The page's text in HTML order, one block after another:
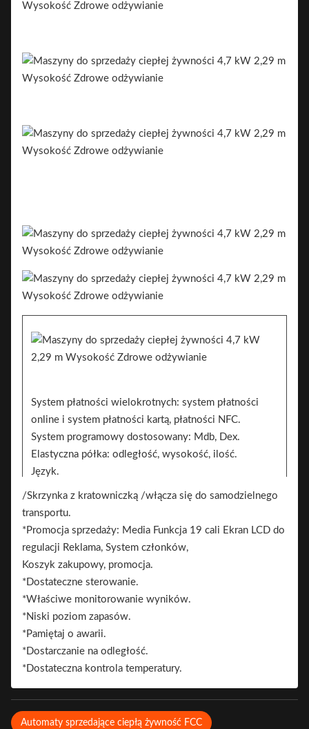
System płatności wielokrotnych: system płatności
online i system płatności kartą, płatności NFC.
System programowy dostosowany: Mdb, Dex.
Elastyczna półka: odległość, wysokość, ilość.
Język.
Kolor: Biały, Biały, Czarny (OEM), Można go
dostosować, Biały/Czarny/Kleśnik wzoru.
Naklejka. 2 strony mogą dodać naklejkę do
brandowania
- Znak.
/Skrzynka z kratowniczką /włącza się do samodzielnego
transportu.
*Promocja sprzedaży: Media Funkcja 19 cali Ekran LCD do
regulacji Reklama, System członków,
Koszyk zakupowy, promocja.
*Dostateczne sterowanie.
*Właściwe monitorowanie wyników.
*Niski poziom zapasów.
*Pamiętaj o awarii.
*Dostarczanie na odległość.
*Dostateczna kontrola temperatury.
Automaty sprzedające ciepłą żywność FCC